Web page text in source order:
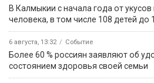
В Калмыкии с начала года от
человека, в том числе 108 детей до
6 августа, 13:32 Событие
Более 60 % россиян заявляют об
состоянием здоровья своей семьи